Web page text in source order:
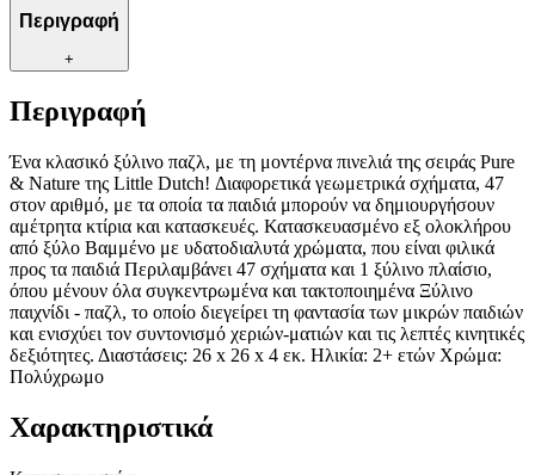
Περιγραφή
+
Περιγραφή
Ένα κλασικό ξύλινο παζλ, με τη μοντέρνα πινελιά της σειράς Pure
& Nature της Little Dutch! Διαφορετικά γεωμετρικά σχήματα, 47
στον αριθμό, με τα οποία τα παιδιά μπορούν να δημιουργήσουν
αμέτρητα κτίρια και κατασκευές. Κατασκευασμένο εξ ολοκλήρου
από ξύλο Βαμμένο με υδατοδιαλυτά χρώματα, που είναι φιλικά
προς τα παιδιά Περιλαμβάνει 47 σχήματα και 1 ξύλινο πλαίσιο,
όπου μένουν όλα συγκεντρωμένα και τακτοποιημένα Ξύλινο
παιχνίδι - παζλ, το οποίο διεγείρει τη φαντασία των μικρών παιδιών
και ενισχύει τον συντονισμό χεριών-ματιών και τις λεπτές κινητικές
δεξιότητες. Διαστάσεις: 26 x 26 x 4 εκ. Ηλικία: 2+ ετών Χρώμα:
Πολύχρωμο
Χαρακτηριστικά